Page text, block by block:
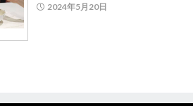
2024年5月20日